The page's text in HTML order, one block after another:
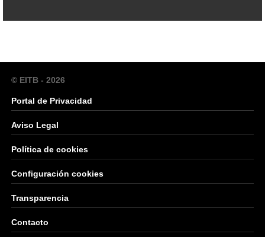
© EITB - 2026
Portal de Privacidad
Aviso Legal
Política de cookies
Configuración cookies
Transparencia
Contacto